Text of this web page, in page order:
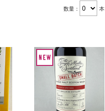
数量： 本